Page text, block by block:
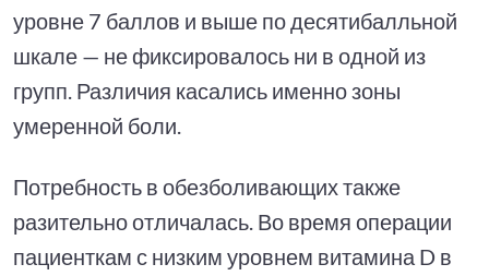
уровне 7 баллов и выше по десятибалльной
шкале — не фиксировалось ни в одной из
групп. Различия касались именно зоны
умеренной боли.
Потребность в обезболивающих также
разительно отличалась. Во время операции
пациенткам с низким уровнем витамина D в